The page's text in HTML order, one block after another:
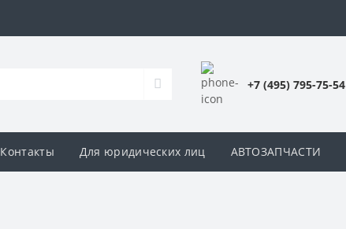
+7 (495) 795-75-54
Контакты Для юридических лиц АВТОЗАПЧАСТИ